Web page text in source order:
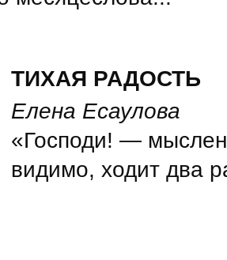
ТИХАЯ РАДОСТЬ
Елена Есаулова
«Господи! —
видимо, ходит два